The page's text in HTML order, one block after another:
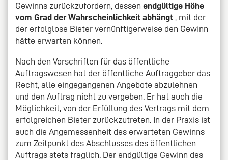
Gewinns zurückzufordern, dessen endgültige Höhe
vom Grad der Wahrscheinlichkeit abhängt , mit der
der erfolglose Bieter vernünftigerweise den Gewinn
hätte erwarten können.
Nach den Vorschriften für das öffentliche
Auftragswesen hat der öffentliche Auftraggeber das
Recht, alle eingegangenen Angebote abzulehnen
und den Auftrag nicht zu vergeben. Er hat auch die
Möglichkeit, von der Erfüllung des Vertrags mit dem
erfolgreichen Bieter zurückzutreten. In der Praxis ist
auch die Angemessenheit des erwarteten Gewinns
zum Zeitpunkt des Abschlusses des öffentlichen
Auftrags stets fraglich. Der endgültige Gewinn des